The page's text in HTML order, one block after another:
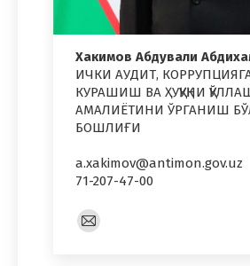
Хакимов Абдували
ИЧКИ АУДИТ,
КУРАШИШ ВА ҲУҚУҚНИ
АМАЛИЁТИНИ ЎРГАНИШ
БОШЛИҒИ
a.xakimov@antimon.gov.uz
71-207-47-00
E-